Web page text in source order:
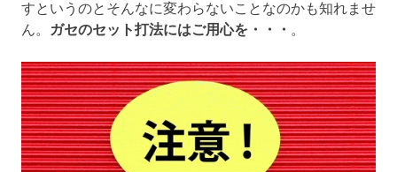
すというのとそんなに変わらないことなのかも知れませ
ん。
ガセのセット打法にはご用心を・・・ 。